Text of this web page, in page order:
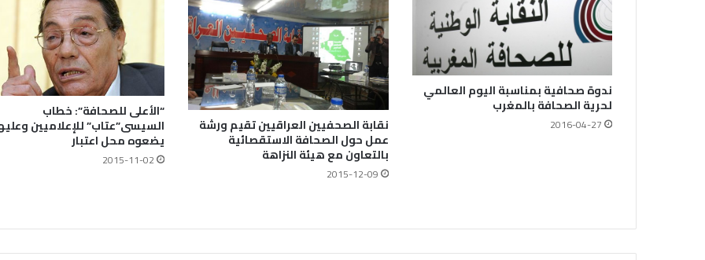
ندوة صحافية بمناسبة اليوم العالمي
لحرية الصحافة بالمغرب
2016-04-27 نقابة الصحفيين العراقيين تقيم ورشة
عمل حول الصحافة الاستقصائية
بالتعاون مع هيئة النزاهة
2015-12-09
“الأعلى للصحافة”: خطاب
السيسى”عتاب” للإعلاميين
يضعوه محل اعتبار
2015-11-02